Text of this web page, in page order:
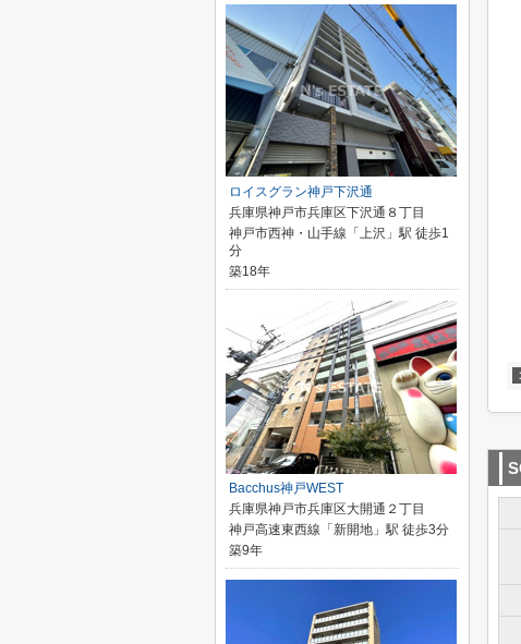
ロイスグラン神戸下沢通
兵庫県神戸市兵庫区下沢通８丁目
神戸市西神・山手線「上沢」駅 徒歩1
分
築18年
Bacchus神戸WEST
兵庫県神戸市兵庫区大開通２丁目
神戸高速東西線「新開地」駅 徒歩3分
築9年